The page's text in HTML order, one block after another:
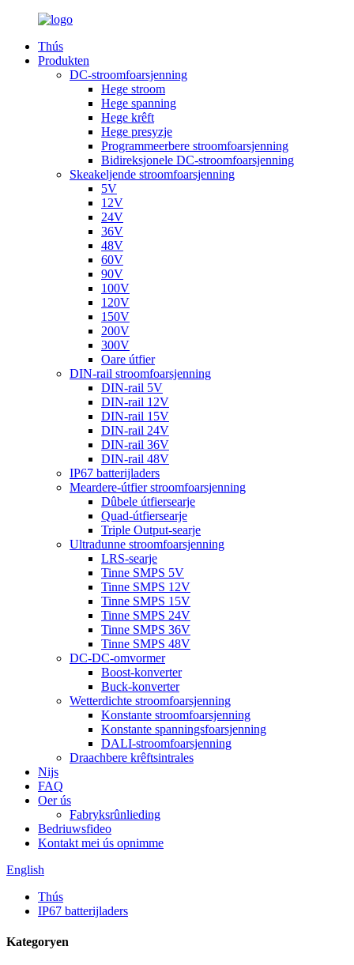
Thús
Produkten
DC-stroomfoarsjenning
Hege stroom
Hege spanning
Hege krêft
Hege presyzje
Programmeerbere stroomfoarsjenning
Bidireksjonele DC-stroomfoarsjenning
Skeakeljende stroomfoarsjenning
5V
12V
24V
36V
48V
60V
90V
100V
120V
150V
200V
300V
Oare útfier
DIN-rail stroomfoarsjenning
DIN-rail 5V
DIN-rail 12V
DIN-rail 15V
DIN-rail 24V
DIN-rail 36V
DIN-rail 48V
IP67 batterijladers
Meardere-útfier stroomfoarsjenning
Dûbele útfiersearje
Quad-útfiersearje
Triple Output-searje
Ultradunne stroomfoarsjenning
LRS-searje
Tinne SMPS 5V
Tinne SMPS 12V
Tinne SMPS 15V
Tinne SMPS 24V
Tinne SMPS 36V
Tinne SMPS 48V
DC-DC-omvormer
Boost-konverter
Buck-konverter
Wetterdichte stroomfoarsjenning
Konstante stroomfoarsjenning
Konstante spanningsfoarsjenning
DALI-stroomfoarsjenning
Draachbere krêftsintrales
Nijs
FAQ
Oer ús
Fabryksrûnlieding
Bedriuwsfideo
Kontakt mei ús opnimme
English
Thús
IP67 batterijladers
Kategoryen